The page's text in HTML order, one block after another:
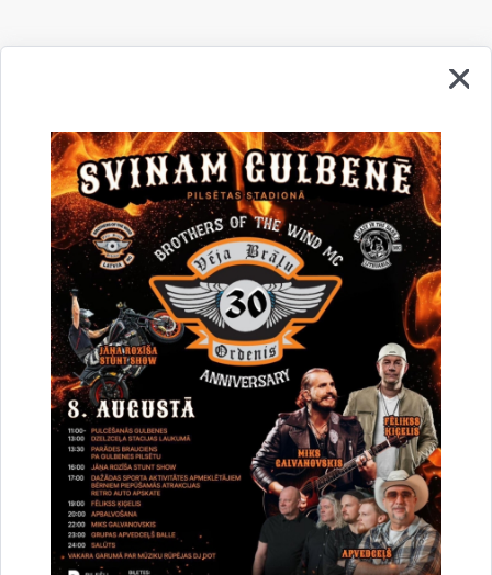
Vai šī informācija bija noderīga?
Sniegt atsauksmi
Esi pirmais, kurš uzzina!